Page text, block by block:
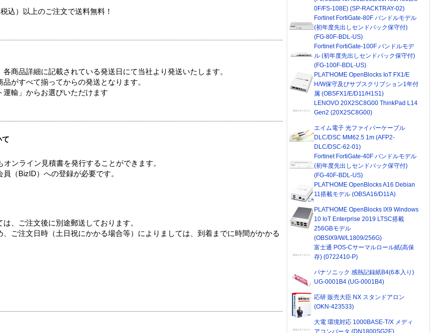
込）以上のご注文で送料無料！
商品詳細に記載されている発送日にて当社より発送いたします。
がすべて揃ってからの発送となります。
輸」からお選びいただけます
て
ンライン見積書を発行することができます。
（BizID）への登録が必要です。
、ご注文後に別途郵送しております。
ご注文日時（土日祝にかかる場合等）によりましては、到着までに時間がかかる
0F/FS-108E) (SP-RACKTRAY-02)
Fortinet FortiGate-80F バンドルモデル
(初年度先出しセンドバック保守付)
(FG-80F-BDL-US)
Fortinet FortiGate-100F バンドルモデ
ル (初年度先出しセンドバック保守付)
(FG-100F-BDL-US)
PLAT'HOME OpenBlocks IoT FX1/E
H/W保守及びサブスクリプション1年付
属 (OBSFX1/E/D11/H1S1)
LENOVO 20X2SC8G00 ThinkPad L14
Gen2 (20X2SC8G00)
エイム電子 光ファイバーケーブル
DLC/DSC MM62.5 1m (AFP2-
DLC/DSC-62-01)
Fortinet FortiGate-40F バンドルモデル
(初年度先出しセンドバック保守付)
(FG-40F-BDL-US)
PLAT'HOME OpenBlocks A16 Debian
11搭載モデル (OBSA16/D11A)
PLAT'HOME OpenBlocks IX9 Windows
10 IoT Enterprise 2019 LTSC搭載
256GBモデル
(OBSIX9/W/L1809/256G)
富士通 POS-Cサーマルロール紙(高保
存) (0722410-P)
パナソニック 感熱記録紙B4(6本入り)
UG-0001B4 (UG-0001B4)
応研 販売大臣 NX スタンドアロン
(OKN-423533)
大電 環境対応 1000BASE-T/X メディ
アコンバータ (DN1800SG2E)